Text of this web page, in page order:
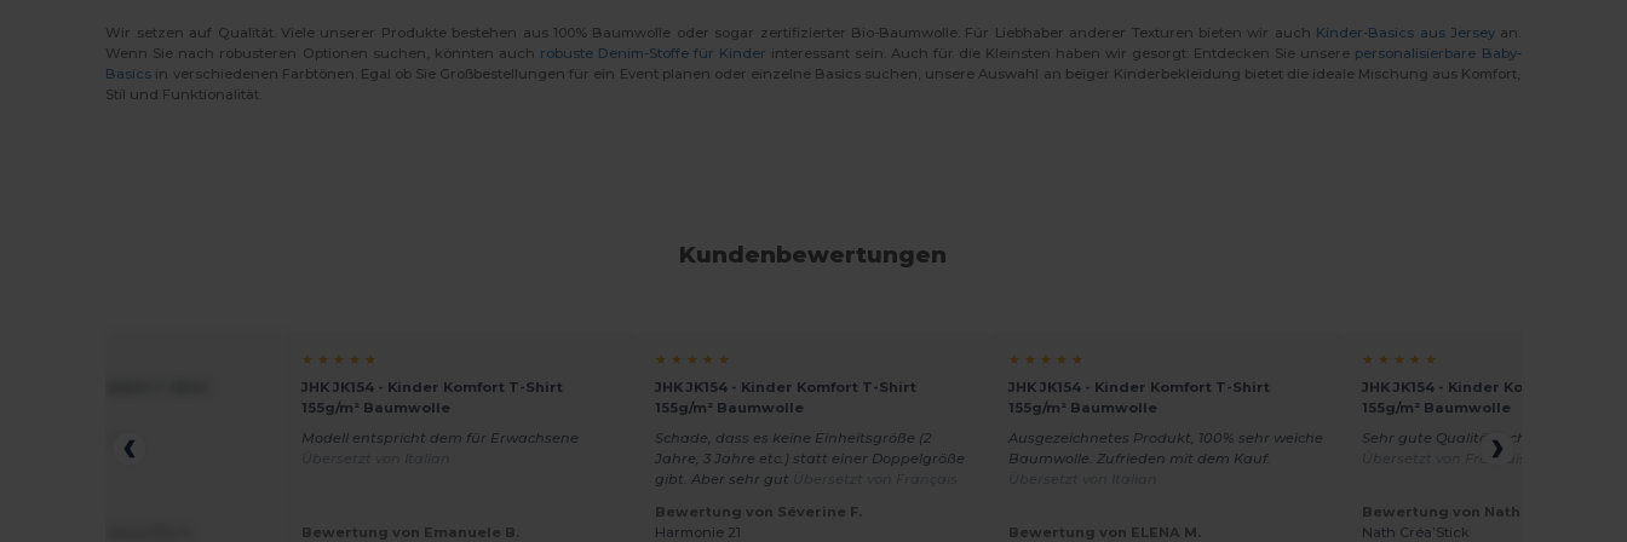
Wir setzen auf Qualität. Viele unserer Produkte bestehen aus 100% Baumwolle oder sogar zertifizierter Bio-Baumwolle. Für Liebhaber anderer Texturen bieten wir auch Kinder-Basics aus Jersey an.
Wenn Sie nach robusteren Optionen suchen, könnten auch robuste Denim-Stoffe für Kinder interessant sein. Auch für die Kleinsten haben wir gesorgt: Entdecken Sie unsere personalisierbare Baby-
Basics in verschiedenen Farbtönen. Egal ob Sie Großbestellungen für ein Event planen oder einzelne Basics suchen, unsere Auswahl an beiger Kinderbekleidung bietet die ideale Mischung aus Komfort,
Stil und Funktionalität.
Kundenbewertungen
★ ★ ★ ★ ★
JHK JK154 - Kinder Komfort T-Shirt
155g/m² Baumwolle
Modell entspricht dem für Erwachsene
Bewertung von Emanuele B.
★ ★ ★ ★ ★
JHK JK154 - Kinder Komfort T-Shirt
155g/m² Baumwolle
Schade, dass es keine Einheitsgröße (2
Jahre, 3 Jahre etc.) statt einer Doppelgröße
gibt. Aber sehr gut
Bewertung von Séverine F.
Harmonie 21
★ ★ ★ ★ ★
JHK JK154 - Kinder Komfort T-Shirt
155g/m² Baumwolle
Ausgezeichnetes Produkt, 100% sehr weiche
Baumwolle. Zufrieden mit dem Kauf.
Bewertung von ELENA M.
★ ★ ★ ★ ★
JHK JK154 - Kinder Komfort T-Shirt
155g/m² Baumwolle
Sehr gute Qualität, schönes Produkt
Übersetzt von Français
Bewertung von Nathalie C.
Nath Créa’Stick